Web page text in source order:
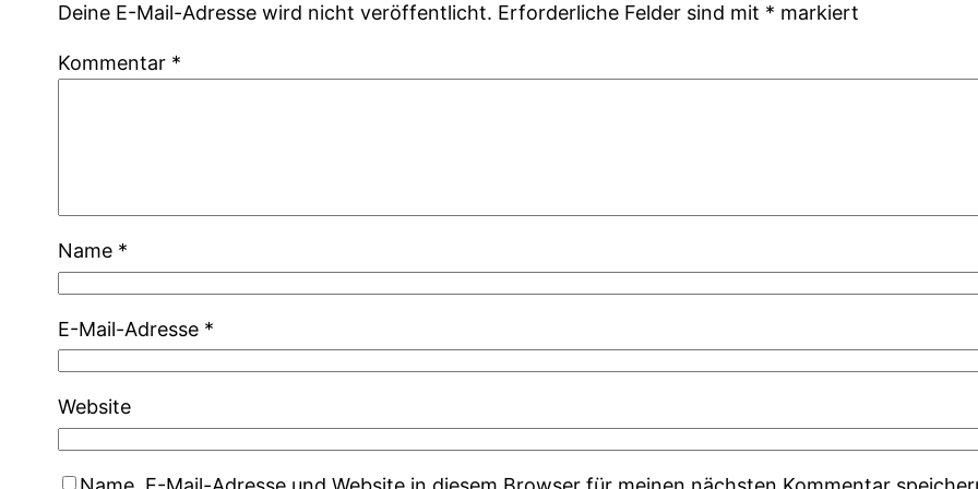
Deine E-Mail-Adresse wird nicht veröffentlicht. Erforderliche Felder sind mit * markiert
Kommentar *
Name *
E-Mail-Adresse *
Website